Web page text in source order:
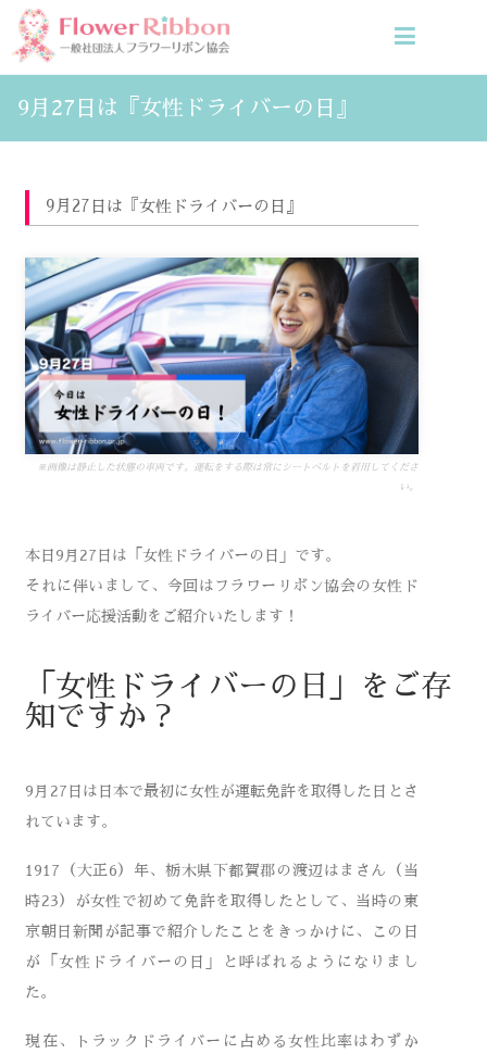
9月27日は『女性ドライバーの日』
9月27日は『女性ドライバーの日』
※画像は静止した状態の車両です。運転をする際は常にシートベルトを着用してくださ
い。
本日9月27日は「女性ドライバーの日」です。
それに伴いまして、今回はフラワーリボン協会の女性ド
ライバー応援活動をご紹介いたします！
「女性ドライバーの日」をご存
知ですか？
9月27日は日本で最初に女性が運転免許を取得した日とさ
れています。
1917（大正6）年、栃木県下都賀郡の渡辺はまさん（当
時23）が女性で初めて免許を取得したとして、当時の東
京朝日新聞が記事で紹介したことをきっかけに、この日
が「女性ドライバーの日」と呼ばれるようになりまし
た。
現在、トラックドライバーに占める女性比率はわずか